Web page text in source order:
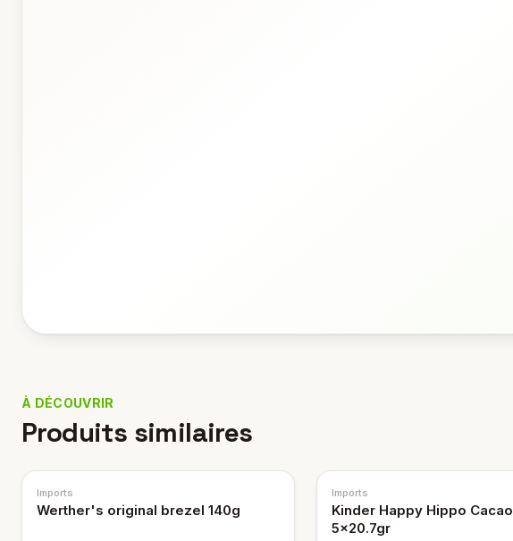
À DÉCOUVRIR
Produits similaires
Imports
Werther's original brezel 140g
Imports
Kinder Happy Hippo Cacao
5x20.7gr